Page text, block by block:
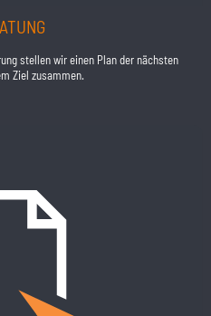
stellen wir einen Plan der nächsten
Ziel zusammen.